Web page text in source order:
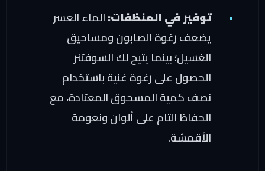
توفير في المنظفات:الماء العسر
يضعف رغوة الصابون ومساحيق
الغسيل؛ بينما يتيح لك السوفتنر
الحصول على رغوة غنية باستخدام
نصف كمية المسحوق المعتادة، مع
الحفاظ التام على ألوان ونعومة
الأقمشة.